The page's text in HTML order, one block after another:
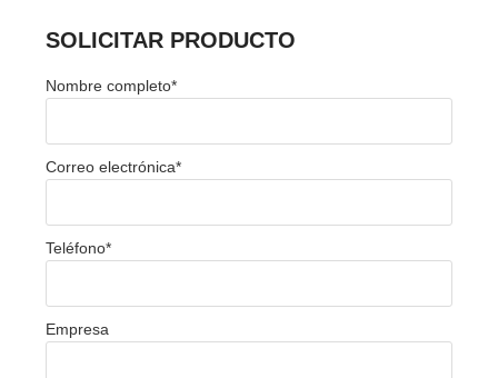
SOLICITAR PRODUCTO
Nombre completo*
Correo electrónica*
Teléfono*
Empresa